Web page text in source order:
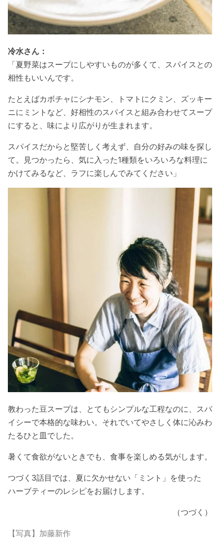
冷水さん：
「夏野菜はスープにしやすいものが多くて、スパイスとの
相性もいいんです。
たとえばカボチャにシナモン、トマトにクミン、ズッキー
ニにミントなど、好相性のスパイスと組み合わせてスープ
にすると、味により広がりが生まれます。
スパイスだからと堅苦しく考えず、自分の好みの味を探し
て。見つかったら、気に入った1種類をいろいろな料理に
かけてみるなど、ラフに楽しんでみてください」
教わった豆スープは、とてもシンプルな工程なのに、スパ
イシーで本格的な味わい。それでいてやさしく体に沁みわ
たるひと皿でした。
暑くて食欲がないときでも、食事を楽しめる気がします。
つづく3話目では、夏に欠かせない「ミント」を使った
ハーブティーのレシピをお届けします。
（つづく）
【写真】加藤新作